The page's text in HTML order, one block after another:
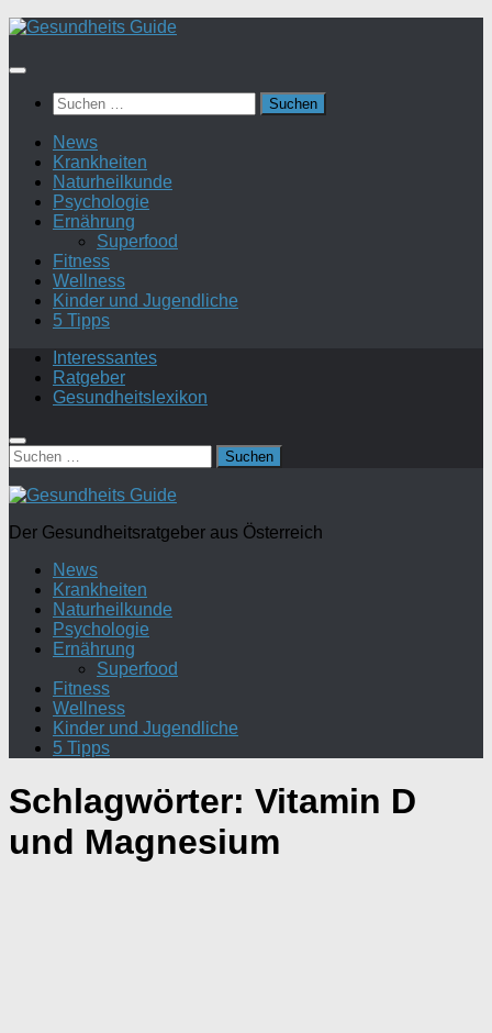
Suchen
nach:
News
Krankheiten
Naturheilkunde
Psychologie
Ernährung
Superfood
Fitness
Wellness
Kinder und Jugendliche
5 Tipps
Interessantes
Ratgeber
Gesundheitslexikon
Suchen
nach:
Der Gesundheitsratgeber aus Österreich
News
Krankheiten
Naturheilkunde
Psychologie
Ernährung
Superfood
Fitness
Wellness
Kinder und Jugendliche
5 Tipps
Schlagwörter: Vitamin D
und Magnesium